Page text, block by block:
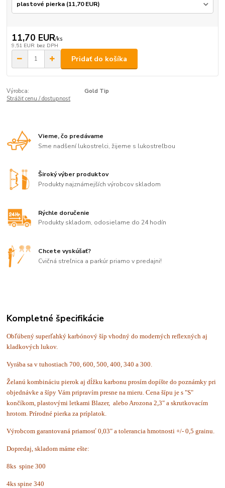
11,70 EUR/ks
9,51 EUR bez DPH
Pridať do košíka
Výrobca:
Gold Tip
Strážiť cenu / dostupnosť
Vieme, čo predávame
Sme nadšení lukostrelci, žijeme s lukostreľbou
Široký výber produktov
Produkty najznámejších výrobcov skladom
Rýchle doručenie
Produkty skladom, odosielame do 24 hodín
Chcete vyskúšať?
Cvičná streľnica a parkúr priamo v predajni!
Kompletné špecifikácie
Obľúbený superľahký karbónový šíp vhodný do moderných reflexných aj
kladkových lukov.
Vyrába sa v tuhostiach 700, 600, 500, 400, 340 a 300.
Želanú kombináciu pierok aj dĺžku karbonu prosím dopíšte do poznámky pri
objednávke a šípy Vám pripravím presne na mieru. Cena šípu je s "S"
končíkom, plastovými letkami Blazer, alebo Arozona 2,3" a skrutkovacím
hrotom. Prírodné pierka za príplatok.
Výrobcom garantovaná priamosť 0,03" a tolerancia hmotnosti +/- 0,5 grainu.
Dopredaj, skladom máme ešte:
8ks spine 300
4ks spine 340